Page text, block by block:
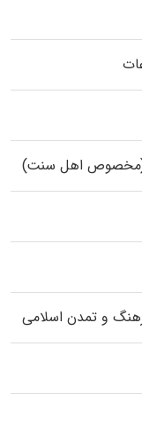
(مخصوص اهل سنت)
و تمدن اسلامی